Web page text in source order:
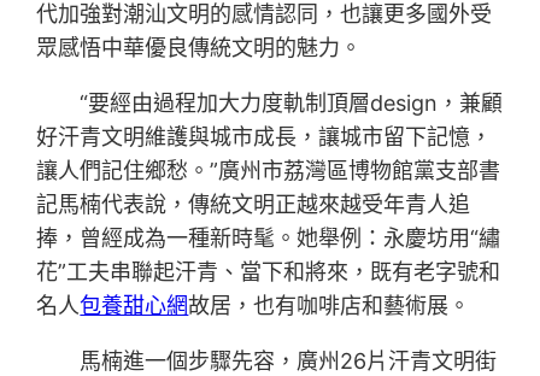
代加強對潮汕文明的感情認同，也讓更多國外受
眾感悟中華優良傳統文明的魅力。
“要經由過程加大力度軌制頂層design，兼顧
好汗青文明維護與城市成長，讓城市留下記憶，
讓人們記住鄉愁。”廣州市荔灣區博物館黨支部書
記馬楠代表說，傳統文明正越來越受年青人追
捧，曾經成為一種新時髦。她舉例：永慶坊用“繡
花”工夫串聯起汗青、當下和將來，既有老字號和
名人包養甜心網故居，也有咖啡店和藝術展。
馬楠進一個步驟先容，廣州26片汗青文明街